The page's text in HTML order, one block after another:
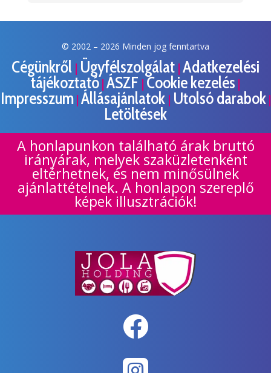
© 2002 – 2026 Minden jog fenntartva
Cégünkről | Ügyfélszolgálat | Adatkezelési
tájékoztató | ÁSZF | Cookie kezelés |
Impresszum| Állásajánlatok | Utolsó darabok|
Letöltések
A honlapunkon található árak bruttó
irányárak, melyek szaküzletenként
eltérhetnek, és nem minősülnek
ajánlattételnek. A honlapon szereplő
képek illusztrációk!
